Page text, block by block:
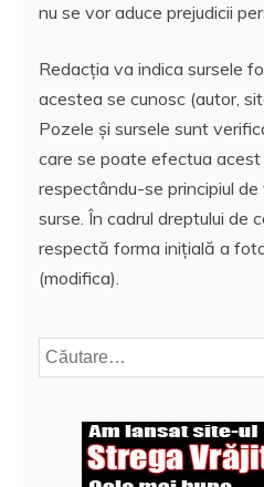
nu se vor aduce prejudicii
Redacția va indica sursele
acestea se cunosc (autor,
Pozele și sursele sunt
care se poate efectua acest
respectându-se principiul
surse. În cadrul dreptului de
respectă forma inițială a
(modifica).
Caută
după: